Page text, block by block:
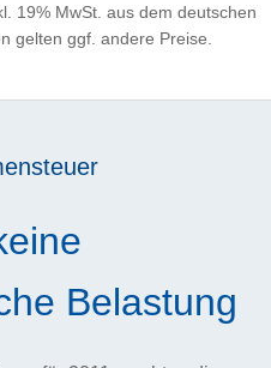
19% MwSt. aus dem deutschen
gelten ggf. andere Preise.
Belastung